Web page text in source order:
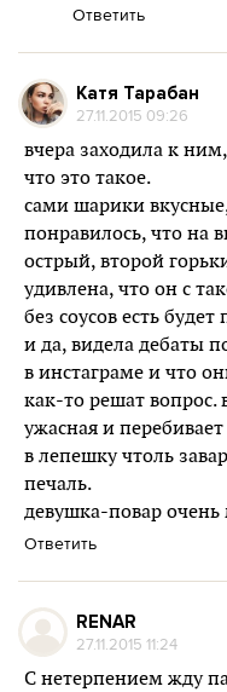
Ответить
Катя Тарабан
27.11.2015 09:26
вчера заходила к
что это такое.
сами шарики
понравилось, что на
острый, второй
удивлена, что он с
без соусов есть
и да, видела дебаты
в инстаграме и что
как-то решат
ужасная и
в лепешку чтоль
печаль.
девушка-повар очень
Ответить
RENAR
27.11.2015 11:24
C нетерпением жду